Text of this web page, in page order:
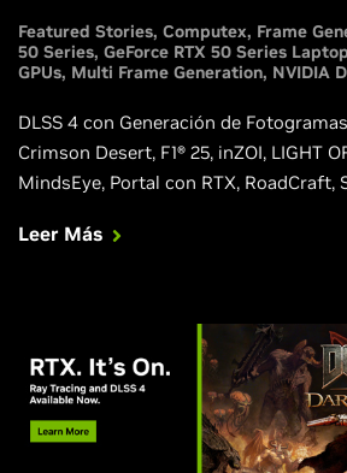
Featured Stories Computex Frame
50 Series GeForce RTX 50 Series
GPUs Multi Frame Generation NVIDIA
DLSS 4 con Generación de
Crimson Desert, F1® 25, inZOI, LIGHT
MindsEye, Portal con RTX, RoadCraft,
los nuevos videos exclusivos de DLSS 4.
Leer Más